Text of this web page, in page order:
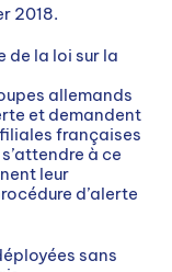
2018.
de la loi sur la
allemands
et demandent
françaises
à ce
leur
d’alerte
sans